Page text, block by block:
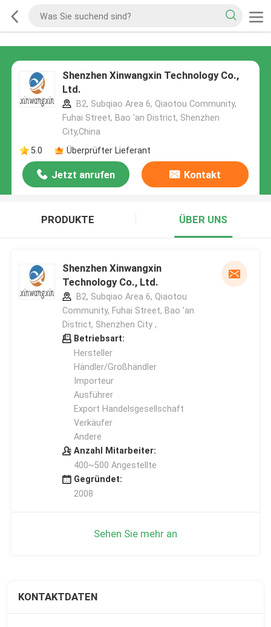
Shenzhen Xinwangxin Technology Co.,
Ltd.
B2, Subqiao Area 6, Qiaotou Community,
Fuhai Street, Bao 'an District, Shenzhen
City,China
5.0
Überprüfter Lieferant
Jetzt anrufen Kontakt
PRODUKTE ÜBER UNS
Shenzhen Xinwangxin
Technology Co., Ltd.
B2, Subqiao Area 6, Qiaotou
Community, Fuhai Street, Bao 'an
District, Shenzhen City ,
Betriebsart:
Hersteller
Händler/Großhändler
Importeur
Ausführer
Export Handelsgesellschaft
Verkäufer
Andere
Anzahl Mitarbeiter:
400~500 Angestellte
Gegründet:
2008
Sehen Sie mehr an
KONTAKTDATEN